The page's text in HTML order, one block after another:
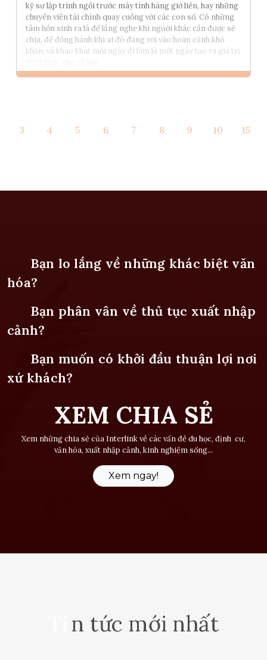
kỹ sư lập trình ngồi trước máy tính hàng giờ liền, hay những
chuyên viên tài chính quay cuồng với các con số. Có những
tâm hồn sinh ra là để lắng nghe khi người khác cần được sẻ
chia, để đồng hành khi ai đó đang rơi vào hoàn cảnh khó
khăn, và khao khát mỗi ngày đi làm là một ngày tạo ra giá trị
Tham vấn Interlink
3 4 5 6 7 8 9 10 15
Bạn lo lắng về những khác biệt văn
hóa?
Bạn phân vân về thủ tục xuất nhập
cảnh?
Bạn muốn có khởi đầu thuận lợi nơi
xứ khách?
XEM CHIA SẺ
Xem những chia sẻ của Interlink về các vấn đề du học, định cư,
văn hóa, xuất nhập cảnh, kinh nghiệm sống...
Xem ngay!
n tức mới nhất